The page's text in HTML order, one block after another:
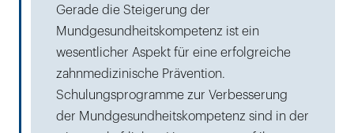
Gerade die Steigerung der
Mundgesundheitskompetenz ist ein
wesentlicher Aspekt für eine erfolgreiche
zahnmedizinische Prävention.
Schulungsprogramme zur Verbesserung
der Mundgesundheitskompetenz sind in der